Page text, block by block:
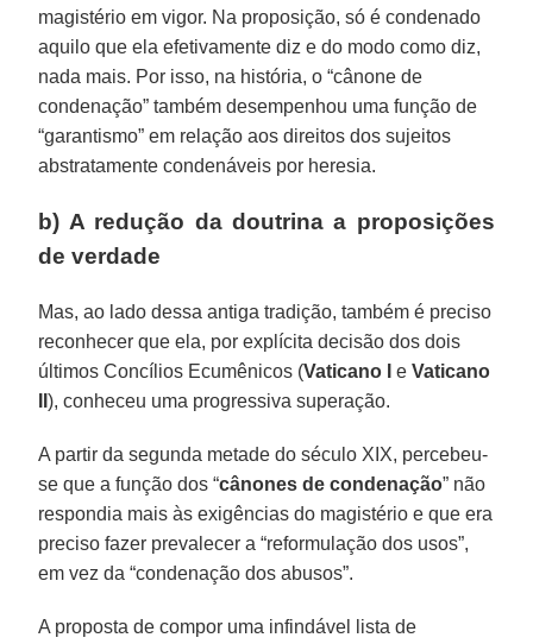
magistério em vigor. Na proposição, só é condenado
aquilo que ela efetivamente diz e do modo como diz,
nada mais. Por isso, na história, o “cânone de
condenação” também desempenhou uma função de
“garantismo” em relação aos direitos dos sujeitos
abstratamente condenáveis por heresia.
b) A redução da doutrina a proposições
de verdade
Mas, ao lado dessa antiga tradição, também é preciso
reconhecer que ela, por explícita decisão dos dois
últimos Concílios Ecumênicos (Vaticano I eVaticano
II), conheceu uma progressiva superação.
A partir da segunda metade do século XIX, percebeu-
se que a função dos “cânones de condenação” não
respondia mais às exigências do magistério e que era
preciso fazer prevalecer a “reformulação dos usos”,
em vez da “condenação dos abusos”.
A proposta de compor uma infindável lista de